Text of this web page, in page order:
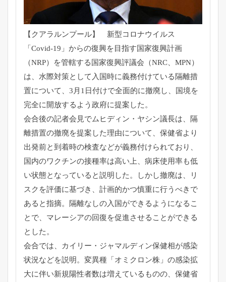
【クアラルンプール】 新型コロナウイルス
「Covid-19」 からの復興を目指す国家復興計画
（NRP）
を管轄する国家復興評議会（NRC、MPN）
は、 水際対策として入国時に義務付けている隔離措
置について、 3月1日付けで全面的に撤廃し、
国境を
完全に開放するよう政府に提案した。
会合後の記者会見でムヒディン・ヤシン議長は、
隔
離措置の撤廃を提案した理由について、 保健省より
出発前と到着時の検査などが義務付けられており、
国内のワクチンの接種率は高い上、 病床使用率も低
い状態となっていると説明した。しかし撤廃は、
リ
スクを評価に基づき、計画的かつ慎重に行うべきで
あると指摘。
隔離なしの入国ができるようになるこ
とで、 マレーシアの回復を促進させることができる
とした。
会合では、カイリー・ ジャマルディン保健相が感染
状況などを説明。変異種「 オミクロン株」 の感染拡
大に伴い新規陽性者数は増えているものの、 保健省